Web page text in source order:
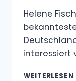
Helene
interessiert
WEITERLESEN